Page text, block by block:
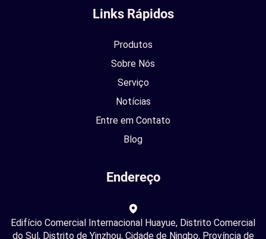
Links Rápidos
Produtos
Sobre Nós
Serviço
Notícias
Entre em Contato
Blog
Endereço
Edifício Comercial Internacional Huayue, Distrito Comercial
do Sul, Distrito de Yinzhou, Cidade de Ningbo, Província de